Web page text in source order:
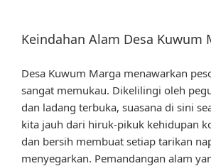
Keindahan Alam Desa Kuwum
Desa Kuwum Marga menawarkan
sangat memukau. Dikelilingi oleh
dan ladang terbuka, suasana di sini
kita jauh dari hiruk-pikuk kehidupan
dan bersih membuat setiap tarikan
menyegarkan. Pemandangan alam